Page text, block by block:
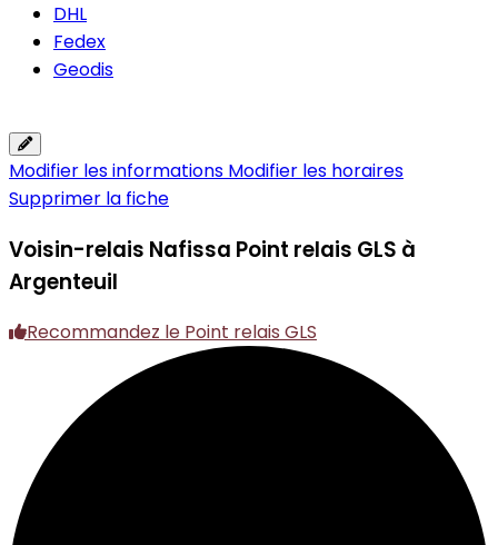
DHL
Fedex
Geodis
Modifier les informations Modifier les horaires
Supprimer la fiche
Voisin-relais Nafissa Point relais GLS à
Argenteuil
Recommandez le Point relais GLS